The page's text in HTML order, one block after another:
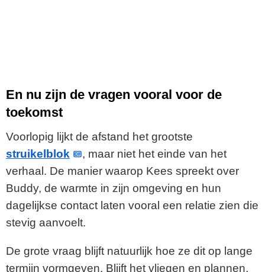
En nu zijn de vragen vooral voor de
toekomst
Voorlopig lijkt de afstand het grootste
struikelblok
, maar niet het einde van het
verhaal. De manier waarop Kees spreekt over
Buddy, de warmte in zijn omgeving en hun
dagelijkse contact laten vooral een relatie zien die
stevig aanvoelt.
De grote vraag blijft natuurlijk hoe ze dit op lange
termijn vormgeven. Blijft het vliegen en plannen,